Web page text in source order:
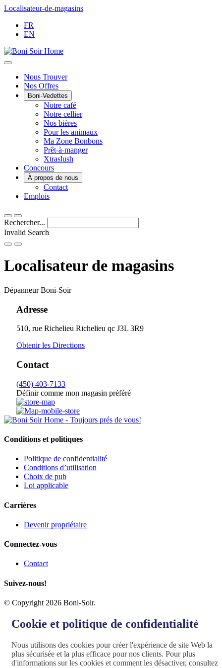
Passer
contenu
Localisateur-de-magasins
FR
EN
Main
Menu
Nous Trouver
Nos Offres
Boni-Vedettes
Notre café
Notre cellier
Nos bières
Pour les animaux
Ma Zone Bonbons
Prêt-à-manger
Xtraslush
Concours
À propos de nous
Contact
Emplois
Rechercher...
Invalid Search
Submit
Localisateur de magasins
Dépanneur Boni-Soir
Adresse
510, rue Richelieu Richelieu qc J3L 3R9
Obtenir les Directions
Contact
(450) 403-7133
Définir comme mon magasin préféré
Conditions et politiques
Politique de confidentialité
Conditions d’utilisation
Choix de pub
Loi applicable
Carrières
Devenir propriétaire
Connectez-vous
Contact
Suivez-nous!
© Copyright 2026 Boni-Soir.
Cookie et politique de confidentialité
Nous utilisons des cookies pour créer l'expérience de site Web la
plus sécurisée et la plus efficace pour nos clients. Pour plus
d'informations sur les cookies et comment les désactiver, consultez